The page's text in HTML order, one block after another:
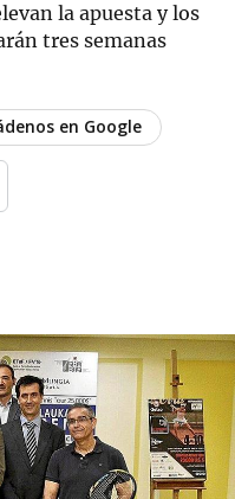
la apuesta y los
tres semanas
en Google